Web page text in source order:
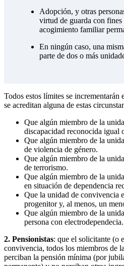
Adopción, y otras
virtud de guarda con
acogimiento familiar
En ningún caso, una
parte de dos o más
Todos estos límites se
se acreditan alguna de estas
Que algún miembro de la
discapacidad reconocida igual
Que algún miembro de la
de violencia de género.
Que algún miembro de la
de terrorismo.
Que algún miembro de la
en situación de dependencia
Que la unidad de convivencia
progenitor y, al menos, un
Que algún miembro de la
persona con electrodependecia.
2. Pensionistas: que el solicitante (o
convivencia, todos los miembros de
perciban la pensión mínima (por